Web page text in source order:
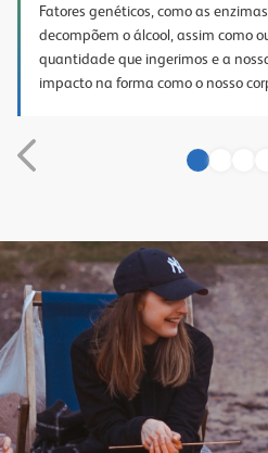
Fatores genéticos, como as
decompõem o álcool, assim como
quantidade que ingerimos e a
impacto na forma como o nosso